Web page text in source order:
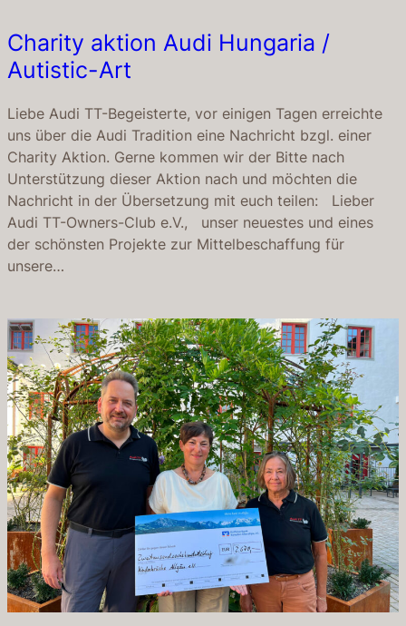
Charity aktion Audi Hungaria /
Autistic-Art
Liebe Audi TT-Begeisterte, vor einigen Tagen erreichte
uns über die Audi Tradition eine Nachricht bzgl. einer
Charity Aktion. Gerne kommen wir der Bitte nach
Unterstützung dieser Aktion nach und möchten die
Nachricht in der Übersetzung mit euch teilen: Lieber
Audi TT-Owners-Club e.V., unser neuestes und eines
der schönsten Projekte zur Mittelbeschaffung für
unsere…